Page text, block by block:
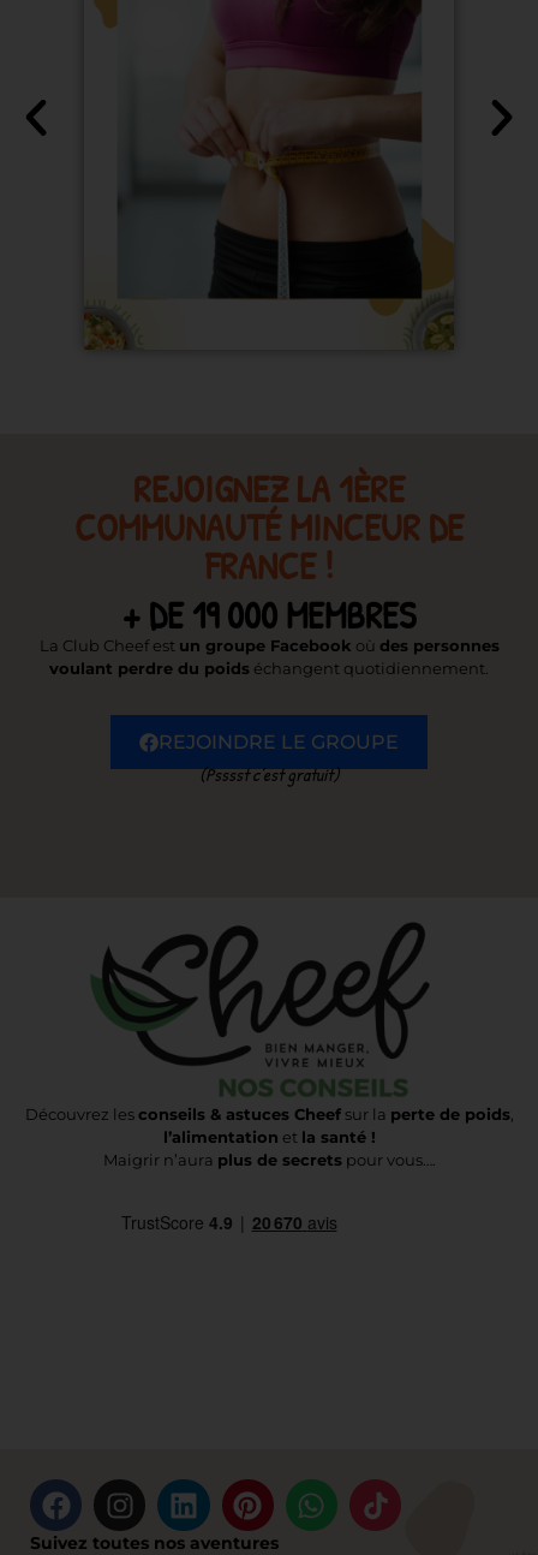
REJOIGNEZ LA 1ÈRE
COMMUNAUTÉ MINCEUR DE
FRANCE !
+ DE 19 000 MEMBRES
La Club Cheef est un groupe Facebook où des personnes
voulant perdre du poids échangent quotidiennement.
REJOINDRE LE GROUPE
(Psssst c’est gratuit)
Découvrez lesconseils & astuces Cheefsur la perte de poids,
l’alimentation et la santé !
Maigrir n’aura plus de secretspour vous….
Suivez toutes nos aventures